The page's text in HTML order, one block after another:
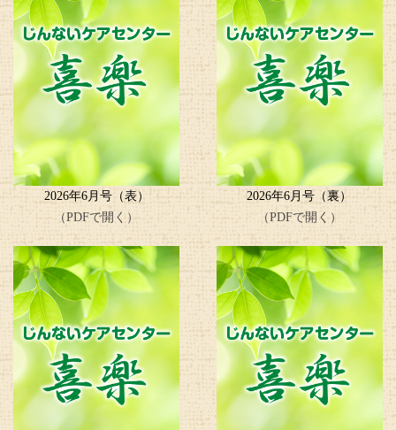
2026年6月号（表）
（PDFで開く）
2026年6月号（裏）
（PDFで開く）